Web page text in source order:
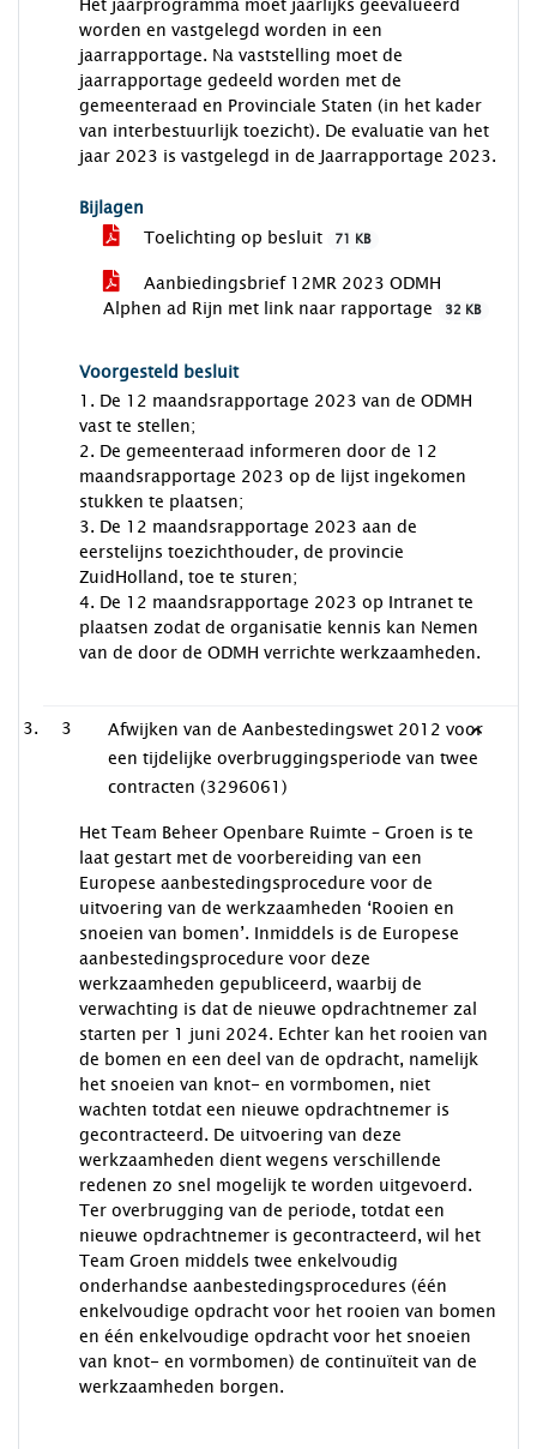
Het jaarprogramma moet jaarlijks geëvalueerd
worden en vastgelegd worden in een
jaarrapportage. Na vaststelling moet de
jaarrapportage gedeeld worden met de
gemeenteraad en Provinciale Staten (in het kader
van interbestuurlijk toezicht). De evaluatie van het
jaar 2023 is vastgelegd in de Jaarrapportage 2023.
Bijlagen
Toelichting op besluit
71 KB
Aanbiedingsbrief 12MR 2023 ODMH
Alphen ad Rijn met link naar rapportage
32 KB
Voorgesteld besluit
1. De 12 maandsrapportage 2023 van de ODMH
vast te stellen;
2. De gemeenteraad informeren door de 12
maandsrapportage 2023 op de lijst ingekomen
stukken te plaatsen;
3. De 12 maandsrapportage 2023 aan de
eerstelijns toezichthouder, de provincie
ZuidHolland, toe te sturen;
4. De 12 maandsrapportage 2023 op Intranet te
plaatsen zodat de organisatie kennis kan Nemen
van de door de ODMH verrichte werkzaamheden.
3
Afwijken van de Aanbestedingswet 2012 voor
een tijdelijke overbruggingsperiode van twee
contracten (3296061)
Het Team Beheer Openbare Ruimte – Groen is te
laat gestart met de voorbereiding van een
Europese aanbestedingsprocedure voor de
uitvoering van de werkzaamheden ‘Rooien en
snoeien van bomen’. Inmiddels is de Europese
aanbestedingsprocedure voor deze
werkzaamheden gepubliceerd, waarbij de
verwachting is dat de nieuwe opdrachtnemer zal
starten per 1 juni 2024. Echter kan het rooien van
de bomen en een deel van de opdracht, namelijk
het snoeien van knot- en vormbomen, niet
wachten totdat een nieuwe opdrachtnemer is
gecontracteerd. De uitvoering van deze
werkzaamheden dient wegens verschillende
redenen zo snel mogelijk te worden uitgevoerd.
Ter overbrugging van de periode, totdat een
nieuwe opdrachtnemer is gecontracteerd, wil het
Team Groen middels twee enkelvoudig
onderhandse aanbestedingsprocedures (één
enkelvoudige opdracht voor het rooien van bomen
en één enkelvoudige opdracht voor het snoeien
van knot- en vormbomen) de continuïteit van de
werkzaamheden borgen.